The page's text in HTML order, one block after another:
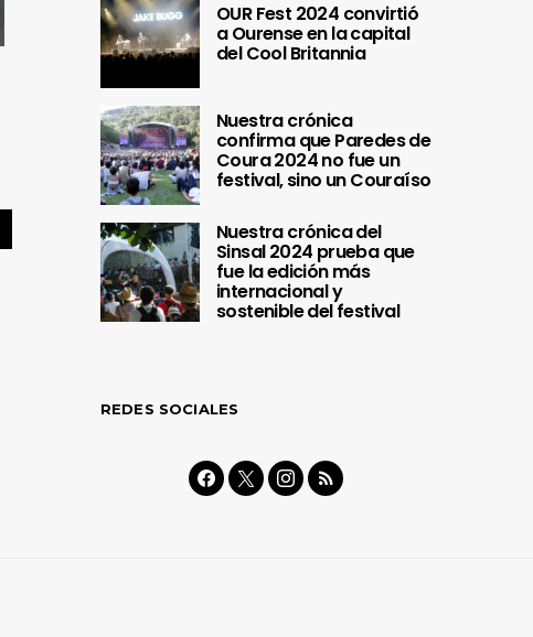
OUR Fest 2024 convirtió
a Ourense en la capital
del Cool Britannia
Nuestra crónica
confirma que Paredes de
Coura 2024 no fue un
festival, sino un Couraíso
Nuestra crónica del
Sinsal 2024 prueba que
fue la edición más
internacional y
sostenible del festival
REDES SOCIALES